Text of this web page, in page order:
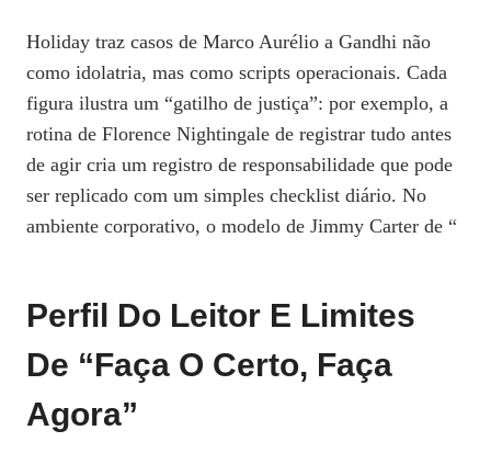
Holiday traz casos de Marco Aurélio a Gandhi não
como idolatria, mas como scripts operacionais. Cada
figura ilustra um “gatilho de justiça”: por exemplo, a
rotina de Florence Nightingale de registrar tudo antes
de agir cria um registro de responsabilidade que pode
ser replicado com um simples checklist diário. No
ambiente corporativo, o modelo de Jimmy Carter de “
Perfil Do Leitor E Limites
De “Faça O Certo, Faça
Agora”